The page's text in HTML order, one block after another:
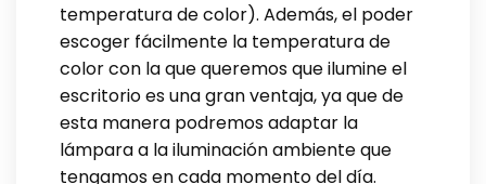
temperatura de color). Además, el poder
escoger fácilmente la temperatura de
color con la que queremos que ilumine el
escritorio es una gran ventaja, ya que de
esta manera podremos adaptar la
lámpara a la iluminación ambiente que
tengamos en cada momento del día.